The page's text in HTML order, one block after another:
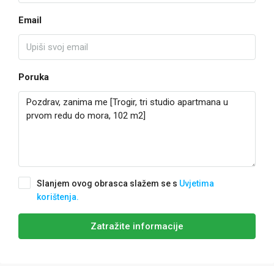
Email
Poruka
Slanjem ovog obrasca slažem se s Uvjetima
korištenja.
Zatražite informacije